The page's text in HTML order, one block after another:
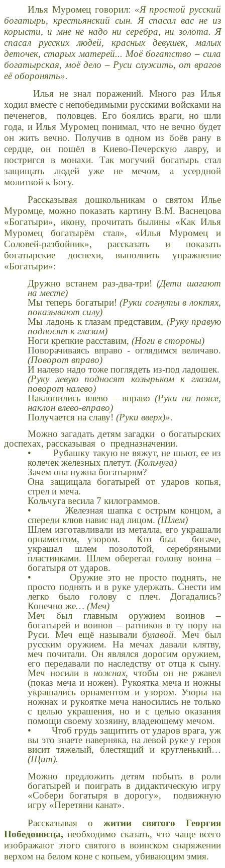
Илья Муромец говорил: «Я простой русский
богатырь, крестьянский сын. Я спасал вас не из
корысти, и мне не надо ни серебра, ни золота. Я
спасал русских людей, красных девушек, малых
деточек, старых матерей... Моё богатство – сила
богатырская, моё дело – Руси служить, от врагов
её оборонять».
Илья не знал поражений. Много раз Илья
ходил вместе с непобедимыми русскими войсками на
печенегов, половцев. Его боялись враги, но шли
года, и Илья Муромец понимал, что не вечно будет
он жить вечно. Получив в одном из боёв рану в
сердце, он пошёл в Киево-Печерскую лавру, и
постригся в монахи. Так могучий богатырь стал
защищать людей уже не мечом, а усердной
молитвой к Богу.
Рассказывая дошкольникам о святом Илье
Муромце, можно показать картину В.М. Васнецова
«Богатыри», икону, прочитать былины «Как Илья
Муромец богатырём стал», «Илья Муромец и
Соловей-разбойник», рассказать и показать
богатырские доспехи, выполнить упражнение
«Богатыри»:
Дружно встанем раз-два-три!(Дети шагают
на месте)
Мы теперь богатыри!(Руки согнуты в локтях,
показывают силу)
Мы ладонь к глазам представим, (Руку правую
подносят к глазам)
Ноги крепкие расставим,(Ноги в стороны)
Поворачиваясь вправо - оглядимся величаво.
(Поворот вправо)
И налево надо тоже поглядеть из-под ладошек.
(Руку левую подносят козырьком к глазам,
поворот налево)
Наклонились влево – вправо(Руки на поясе,
наклон влево-вправо)
Получается на славу! (Руки вверх)».
Можно загадать детям загадки о богатырских
доспехах, рассказывая о предназначении.
• Рубашку такую не вяжут, не шьют, ее из
колечек железных плетут.(Кольчуга)
Зачем она нужна богатырям?
Она защищала богатырей от ударов копья,
стрел и меча.
Кольчуга весила 7 килограммов.
• Железная шапка с острым концом, а
спереди клюв навис над лицом.(Шлем)
Шлем изготавливали из металла, его украшали
орнаментом, узором. Кто был богаче,
украшал шлем позолотой, серебряными
пластинками. Шлем оберегал голову воина –
богатыря от ударов.
• Оружие это не просто поднять, не
просто поднять и в руке удержать. Снести им
легко было голову с плеч. Догадались?
Конечно же… (Меч)
Меч был главным оружием воинов –
богатырей и воинов – ратников в ту пору на
Руси. Меч ещё называлибулавой. Меч был
русским оружием. На мечах давали клятву,
меч почитали. Он являлся дорогим оружием,
его передавали по наследству от отца к сыну.
Меч носили в ножнах, чтобы он не ржавел
(показ меча и ножен). Рукоятка меча и ножны
украшались орнаментом и узором. Узоры на
ножнах и рукоятке меча наносились не только
с целью украшения, но и с целью оказания
помощи своему хозяину, владеющему мечом.
• Чтоб грудь защитить от ударов врага, уж
вы это знаете наверняка, на левой руке у героя
висит тяжелый, блестящий и кругленький…
(Щит).
Можно предложить детям побыть в роли
богатырей и поиграть в дидактическую игру
«Собери богатыря в дорогу», подвижную
игру «Перетяни канат».
Рассказывая ожитии
святого Георгия
Победоносца,необходимо сказать, что чаще всего
изображают этого святого в воинском снаряжении
верхом на белом коне с копьем, убивающим змия.